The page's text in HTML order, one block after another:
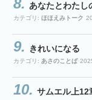
あなたとわた
カテゴリ: ほほえみトーク
きれいになる
カテゴリ: あさのことば
サムエル上